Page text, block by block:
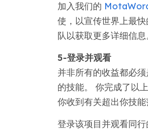
加入我们的
使，以宣传世界上最
队以获取更多详细信息
5-登录并观看
并非所有的收益都必
的技能。 你完成了以
你收到有关超出你技
登录该项目并观看同